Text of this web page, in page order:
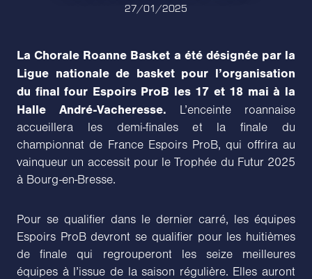
27/01/2025
La Chorale Roanne Basket a été désignée par la
Ligue nationale de basket pour l’organisation
du final four Espoirs ProB les 17 et 18 mai à la
Halle André-Vacheresse. L’enceinte roannaise
accueillera les demi-finales et la finale du
championnat de France Espoirs ProB, qui offrira au
vainqueur un accessit pour le Trophée du Futur 2025
à Bourg-en-Bresse.
Pour se qualifier dans le dernier carré, les équipes
Espoirs ProB devront se qualifier pour les huitièmes
de finale qui regrouperont les seize meilleures
équipes à l’issue de la saison régulière. Elles auront